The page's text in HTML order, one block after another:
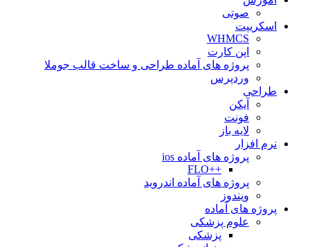
صوتی
اسکریپت
WHMCS
اپن کارت
پروژه های آماده طراحی و ساخت قالب جوملا
وردپرس
طراحی
آیکن
فونت
لایه باز
نرم افزار
پروژه های آماده ios
++FLO
پروژه های آماده اندروید
ویندوز
پروژه های آماده
علوم پزشکی
پزشکی